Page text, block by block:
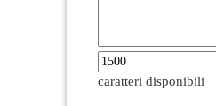
caratteri disponibili